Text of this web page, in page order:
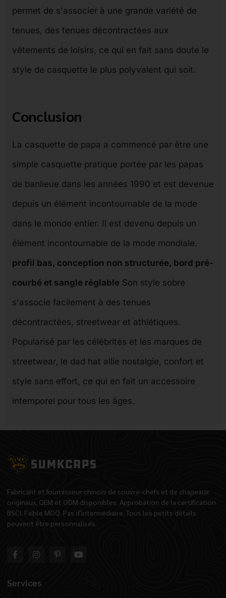
permet de s'associer à une grande variété de
tenues, des tenues décontractées aux
vêtements de loisirs, ce qui en fait sans doute le
style de casquette le plus polyvalent qui soit.
Conclusion
La casquette de papa a commencé par être une
simple casquette pratique portée par les papas
de banlieue dans les années 1990 et est devenue
depuis un élément incontournable de la mode
dans le monde entier. Il est devenu depuis un
élément incontournable de la mode mondiale.
profil bas, conception non structurée, bord pré-
courbé et sangle réglable Son style sobre
s'associe facilement à des tenues
décontractées, streetwear et athlétiques.
Popularisé par les célébrités et les marques de
streetwear, le dad hat allie nostalgie, confort et
style sans effort, ce qui en fait un accessoire
intemporel pour tous les âges.
Fabricant et fournisseur chinois de couvre-chefs et de chapeaux
originaux. OEM et ODM disponibles. Approbation de la certification
BSCI. Faible MOQ. Pas d'intermédiaire. Tous les petits détails
peuvent être personnalisés.
Services